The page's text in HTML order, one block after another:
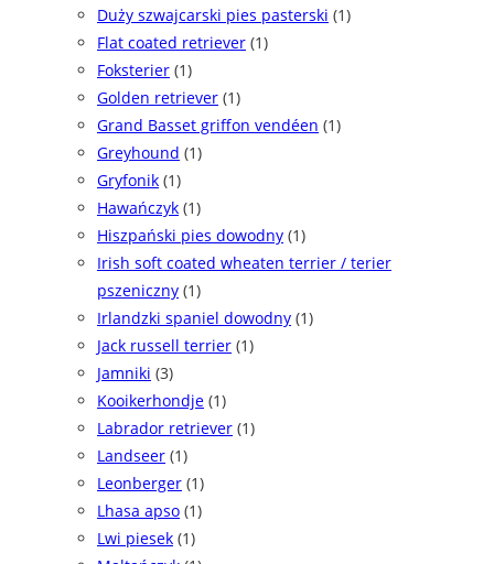
Duży szwajcarski pies pasterski (1)
Flat coated retriever (1)
Foksterier (1)
Golden retriever (1)
Grand Basset griffon vendéen (1)
Greyhound (1)
Gryfonik (1)
Hawańczyk (1)
Hiszpański pies dowodny (1)
Irish soft coated wheaten terrier / terier
pszeniczny (1)
Irlandzki spaniel dowodny (1)
Jack russell terrier (1)
Jamniki (3)
Kooikerhondje (1)
Labrador retriever (1)
Landseer (1)
Leonberger (1)
Lhasa apso (1)
Lwi piesek (1)